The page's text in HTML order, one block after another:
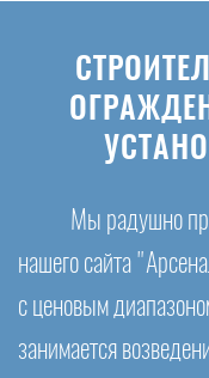
Мы радушно
нашего сайта
с ценовым
занимается